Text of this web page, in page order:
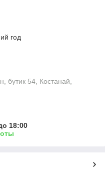
год
бутик 54, Костанай,
18:00